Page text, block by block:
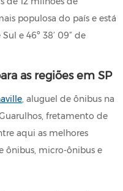
populosa do país e está
e 46º 38’ 09” de
as regiões em SP
, aluguel de ônibus na
fretamento de
aqui as melhores
ônibus, micro-ônibus e